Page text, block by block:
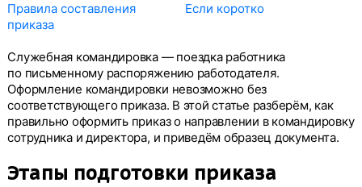
Правила составления
приказа
Если коротко
Служебная командировка — поездка работника
по письменному распоряжению работодателя.
Оформление командировки невозможно без
соответствующего приказа. В этой статье разберём, как
правильно оформить приказ о направлении в командировку
сотрудника и директора, и приведём образец документа.
Этапы подготовки приказа